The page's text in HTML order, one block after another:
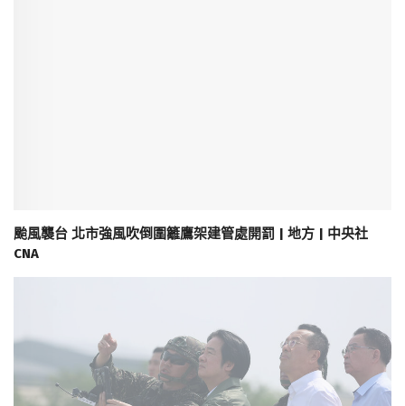
颱風襲台 北市強風吹倒圍籬鷹架建管處開罰 | 地方 | 中央社
CNA